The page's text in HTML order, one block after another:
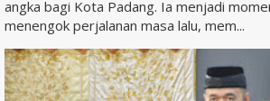
angka bagi Kota Padang. Ia menjadi
menengok perjalanan masa lalu, mem...